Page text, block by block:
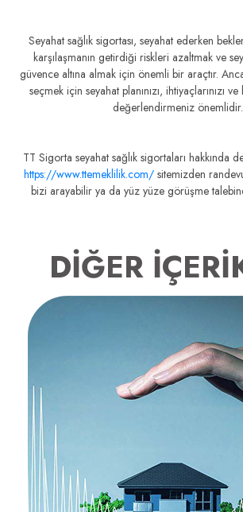
Seyahat sağlık sigortası, seyahat ederken
karşılaşmanın getirdiği riskleri azaltmak ve
güvence altına almak için önemli bir araçtır.
seçmek için seyahat planınızı, ihtiyaçlarınızı
değerlendirmeniz önemlidir.
TT Sigorta seyahat sağlık sigortaları hakkında
https://www.ttemeklilik.com/ sitemizden
bizi arayabilir ya da yüz yüze görüşme
DİĞER